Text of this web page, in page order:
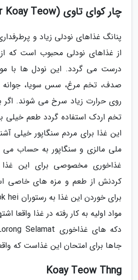
چار کوای تاوی (Char Koay Teow)
پنانگ غذاهای نودلی زیاد و
از غذاهای نودلی محبوب است که
درست می گردد. این نودل ها با
صدف، تخم مرغ، سس سویا، جوانه
روی حرارت زیاد سرخ می شوند.
تخم اردک استفاده گردد طعم خیلی
این غذا برای مردم سنگاپور خیلی
ملی مالزی و سنگاپور به حساب می
غذاخوری مخصوصی برای این
کردنش از طعم و مزه های خاصی
مواد اولیه به کار رفته در غذا واقعا
جاها برای امتحان این غذاست که
Koay Teow Thng